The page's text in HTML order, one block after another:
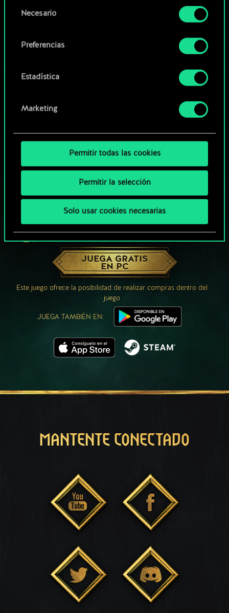
Encontrarás todos los detalles sobre nuestro uso
preferencias al respecto en el menú «Ajustes» de
deNecesario
Preferencias
Estadística
Marketing
Permitir todas las cookies
Permitir la selección
Solo usar cookies necesarias
JUEGA GRATIS
EN PC
Este juego ofrece la posibilidad de realizar compras dentro del
juego
JUEGA TAMBIÉN EN:
MANTENTE CONECTADO